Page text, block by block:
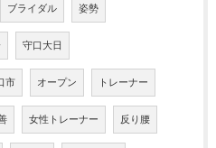
ブライダル 姿勢
守口大日
市 オープン トレーナー
女性トレーナー 反り腰